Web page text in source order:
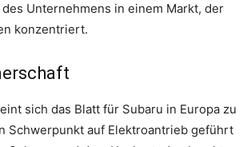
Unternehmens in einem Markt, der
konzentriert.
sich das Blatt für Subaru in Europa zu
Schwerpunkt auf Elektroantrieb geführt